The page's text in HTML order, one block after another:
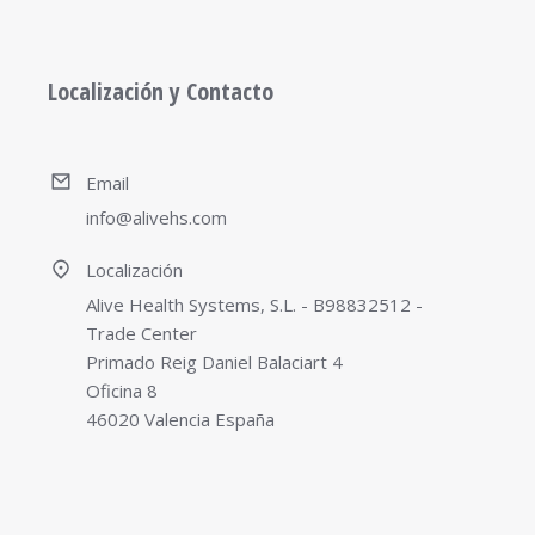
Localización y Contacto
Email
info@alivehs.com
Localización
Alive Health Systems, S.L. - B98832512 -
Trade Center
Primado Reig Daniel Balaciart 4
Oficina 8
46020 Valencia España